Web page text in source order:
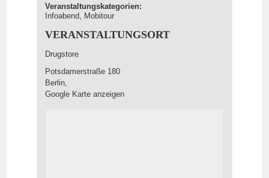
Veranstaltungskategorien:
Infoabend, Mobitour
VERANSTALTUNGSORT
Drugstore
Potsdamerstraße 180
Berlin,
Google Karte anzeigen